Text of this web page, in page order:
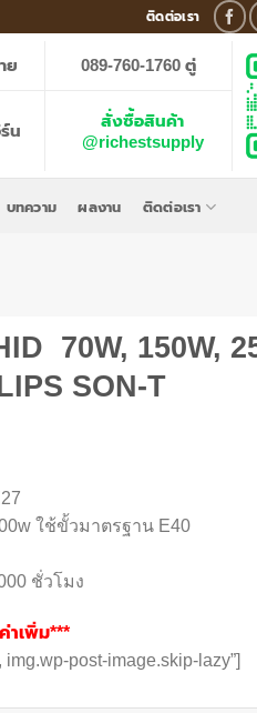
ติดต่อเรา
ย 089-760-1760 ตู่
น
สั่งซื้อสินค้า
@richestsupply
บทความ ผลงาน ติดต่อเรา
70W, 150W,
SON-T
ใช้ขั้วมาตรฐาน E40
ชั่วโมง
าเพิ่ม***
img.wp-post-image.skip-lazy”]